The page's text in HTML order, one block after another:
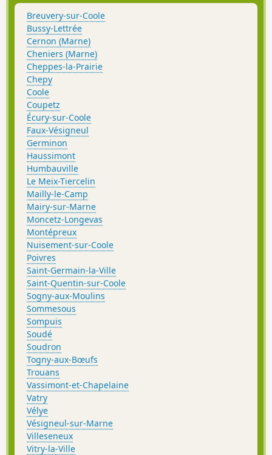
Breuvery-sur-Coole
Bussy-Lettrée
Cernon (Marne)
Cheniers (Marne)
Cheppes-la-Prairie
Chepy
Coole
Coupetz
Écury-sur-Coole
Faux-Vésigneul
Germinon
Haussimont
Humbauville
Le Meix-Tiercelin
Mailly-le-Camp
Mairy-sur-Marne
Moncetz-Longevas
Montépreux
Nuisement-sur-Coole
Poivres
Saint-Germain-la-Ville
Saint-Quentin-sur-Coole
Sogny-aux-Moulins
Sommesous
Sompuis
Soudé
Soudron
Togny-aux-Bœufs
Trouans
Vassimont-et-Chapelaine
Vatry
Vélye
Vésigneul-sur-Marne
Villeseneux
Vitry-la-Ville